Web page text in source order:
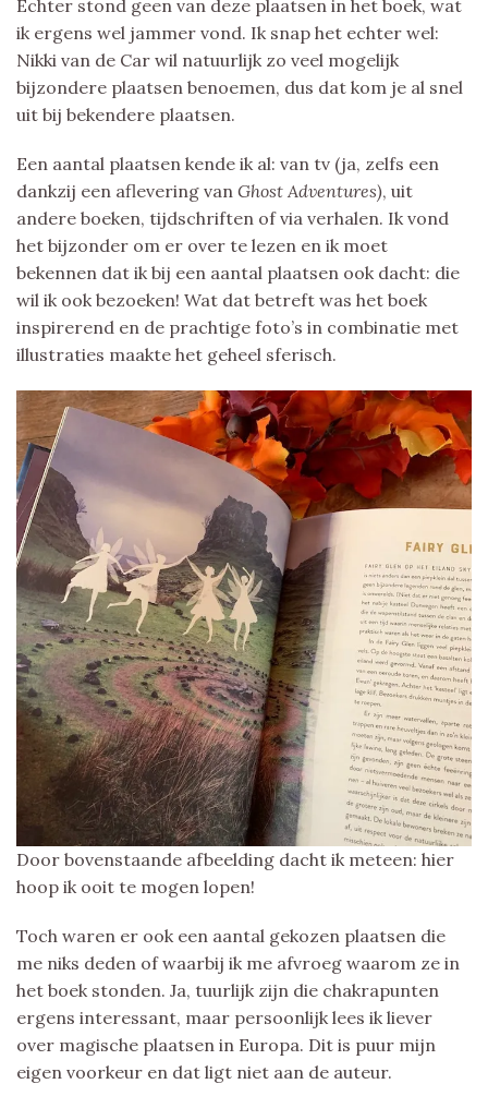
Echter stond geen van deze plaatsen in het boek, wat
ik ergens wel jammer vond. Ik snap het echter wel:
Nikki van de Car wil natuurlijk zo veel mogelijk
bijzondere plaatsen benoemen, dus dat kom je al snel
uit bij bekendere plaatsen.
Een aantal plaatsen kende ik al: van tv (ja, zelfs een
dankzij een aflevering van Ghost Adventures), uit
andere boeken, tijdschriften of via verhalen. Ik vond
het bijzonder om er over te lezen en ik moet
bekennen dat ik bij een aantal plaatsen ook dacht: die
wil ik ook bezoeken! Wat dat betreft was het boek
inspirerend en de prachtige foto’s in combinatie met
illustraties maakte het geheel sferisch.
Door bovenstaande afbeelding dacht ik meteen: hier
hoop ik ooit te mogen lopen!
Toch waren er ook een aantal gekozen plaatsen die
me niks deden of waarbij ik me afvroeg waarom ze in
het boek stonden. Ja, tuurlijk zijn die chakrapunten
ergens interessant, maar persoonlijk lees ik liever
over magische plaatsen in Europa. Dit is puur mijn
eigen voorkeur en dat ligt niet aan de auteur.